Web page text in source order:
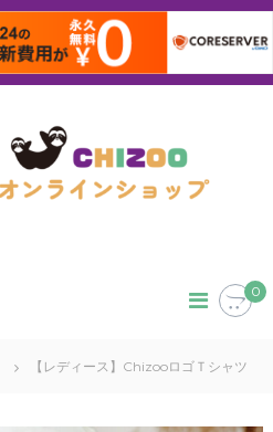
0
【レディース】ChizooロゴＴシャツ